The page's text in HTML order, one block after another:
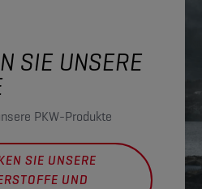
SIE UNSERE
PKW-Produkte
SIE UNSERE
UND